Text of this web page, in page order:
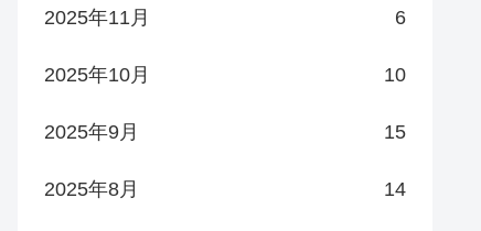
2025年11月 6
2025年10月 10
2025年9月 15
2025年8月 14